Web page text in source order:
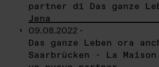
partner di Das ganze
Jena
09.08.2022 -
Das ganze Leben ora
Saarbrücken - La